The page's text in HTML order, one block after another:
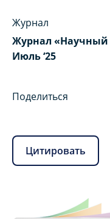
Журнал
Журнал «Научный
Июль ‘25
Поделиться
Цитировать